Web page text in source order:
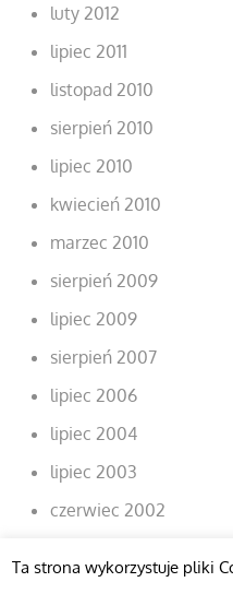
luty 2012
lipiec 2011
listopad 2010
sierpień 2010
lipiec 2010
kwiecień 2010
marzec 2010
sierpień 2009
lipiec 2009
sierpień 2007
lipiec 2006
lipiec 2004
lipiec 2003
czerwiec 2002
Ta strona wykorzystuje pliki